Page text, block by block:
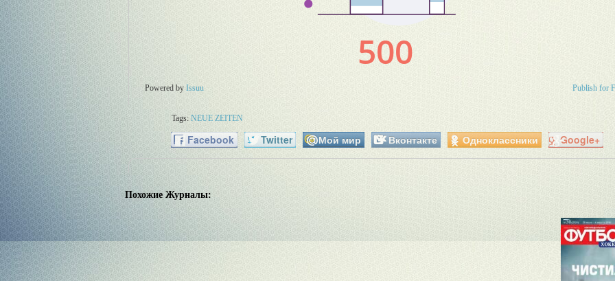
Powered by Issuu Publish for
Tags:NEUE ZEITEN
Facebook Twitter Мой мир Вконтакте Одноклассники Google+
Похожие Журналы: